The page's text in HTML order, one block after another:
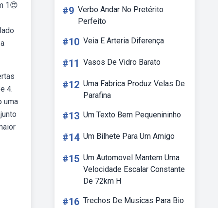
1😍
4.
uma
#9 Verbo Andar No Pretérito
Perfeito
#10 Veia E Arteria Diferença
#11 Vasos De Vidro Barato
#12 Uma Fabrica Produz Velas De
Parafina
#13 Um Texto Bem Pequenininho
#14 Um Bilhete Para Um Amigo
#15 Um Automovel Mantem Uma
Velocidade Escalar Constante
De 72km H
#16 Trechos De Musicas Para Bio